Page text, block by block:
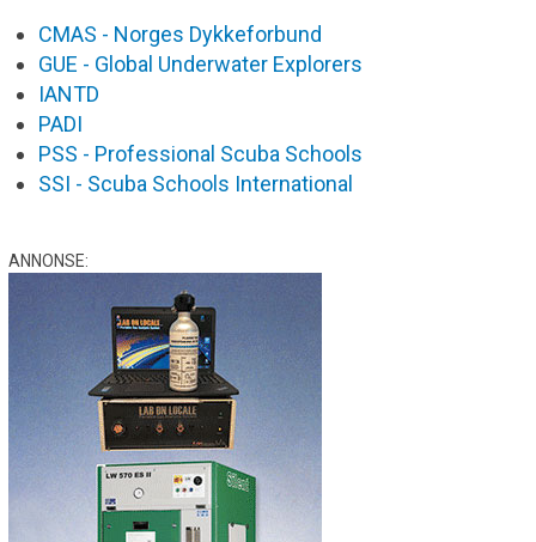
CMAS - Norges Dykkeforbund
GUE - Global Underwater Explorers
IANTD
PADI
PSS - Professional Scuba Schools
SSI - Scuba Schools International
ANNONSE: